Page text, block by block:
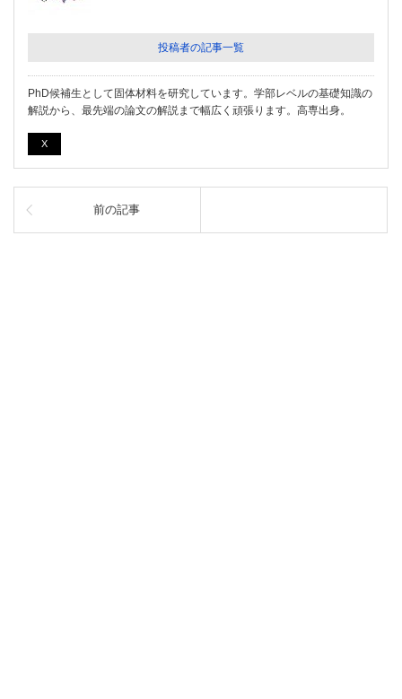
投稿者の記事一覧
PhD候補生として固体材料を研究しています。学部レベルの基礎知識の
解説から、最先端の論文の解説まで幅広く頑張ります。高専出身。
X
前の記事